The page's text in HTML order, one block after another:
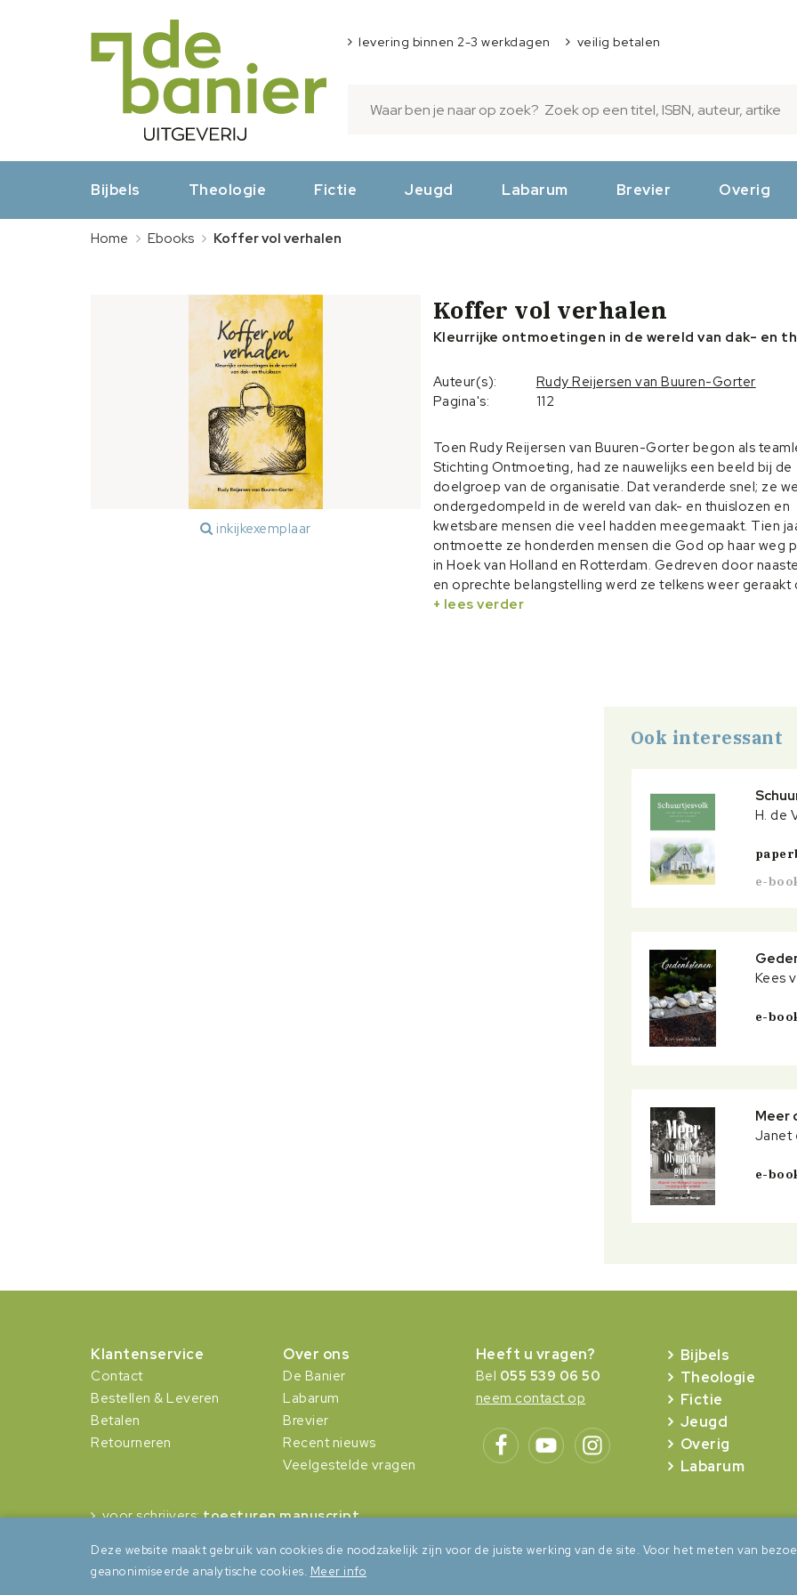
levering binnen 2-3 werkdagen veilig betalen
Bijbels Theologie Fictie Jeugd Labarum Brevier Overig
Home Ebooks Koffer vol verhalen
inkijkexemplaar
Koffer vol verhalen
Kleurrijke ontmoetingen in de wereld van dak- en
Auteur(s):
Rudy Reijersen van Buuren-Gorter
Pagina's:
112
Toen Rudy Reijersen van Buuren-Gorter begon als
Stichting Ontmoeting, had ze nauwelijks een beeld bij de
doelgroep van de organisatie. Dat veranderde snel; ze
ondergedompeld in de wereld van dak- en thuislozen en
kwetsbare mensen die veel hadden meegemaakt. Tien
ontmoette ze honderden mensen die God op haar weg
in Hoek van Holland en Rotterdam. Gedreven door
en oprechte belangstelling werd ze telkens weer geraakt
hun levensverhalen. Regelmatig deelde Rudy iets over
+ lees verder
Ook interessant
H. de
e-
Kees
e-
Meer
Janet
e-
Klantenservice
Contact
Bestellen & Leveren
Betalen
Retourneren
Over ons
De Banier
Labarum
Brevier
Recent nieuws
Veelgestelde vragen
Heeft u vragen?
Bel 055 539 06 50
neem contact op
Bijbels
Theologie
Fictie
Jeugd
Overig
Labarum
voor schrijvers:toesturen manuscript
Deze website maakt gebruik van cookies die noodzakelijk zijn voor de juiste werking van de site. Voor het meten van
geanonimiseerde analytische cookies. Meer info